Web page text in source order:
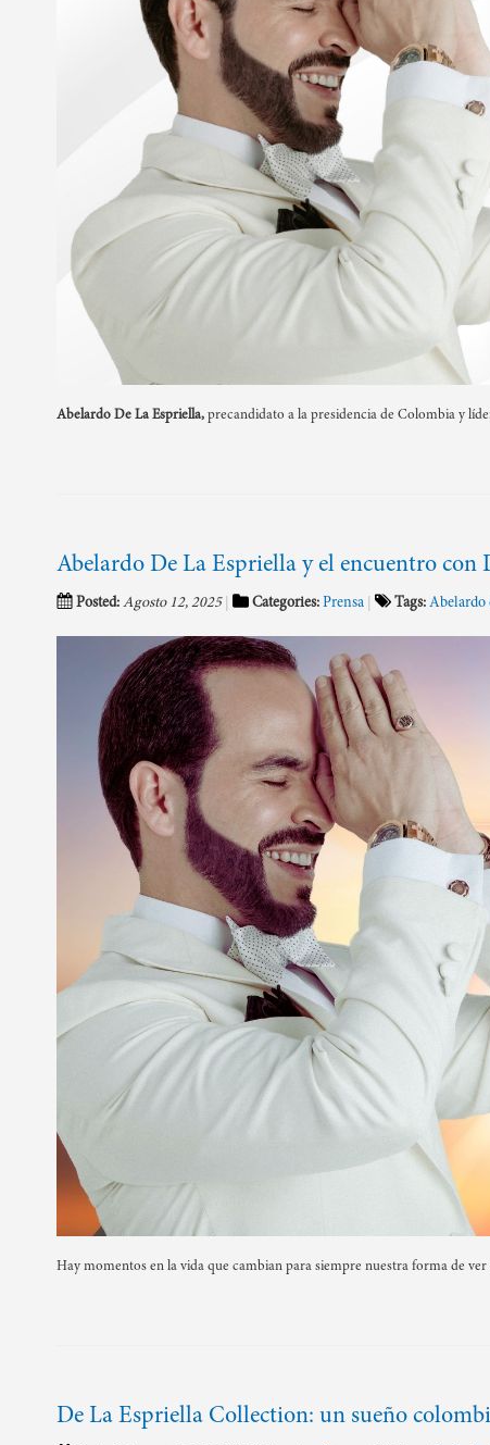
Abelardo De La Espriella, precandidato a la presidencia de Colombia y
Abelardo De La Espriella y el encuentro con
Posted: Agosto 12, 2025 Categories: Prensa Tags: Abelardo
Hay momentos en la vida que cambian para siempre nuestra forma de
De La Espriella Collection: un sueño